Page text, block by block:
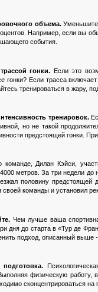
объема.Уменьшите
Например, если вы
события.
гонки. Если это
гонки? Если трасса
тренироваться в жару,
тренировок.
но не такой
предстоящей гонки.
Дилан Кэйси,
метров. За три недели
половину
своей команды и установил
Чем лучше ваша
дня до старта в «Тур де
подход, описанный выше
подготовка.
физическую работу,
сконцентрироваться на